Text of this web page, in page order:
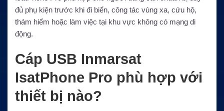
đủ phụ kiện trước khi đi biển, công tác vùng xa, cứu hộ,
thám hiểm hoặc làm việc tại khu vực không có mạng di
động.
Cáp USB Inmarsat
IsatPhone Pro phù hợp với
thiết bị nào?